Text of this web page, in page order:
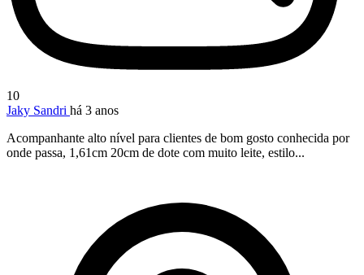
10
Jaky Sandri há 3 anos
Acompanhante alto nível para clientes de bom gosto conhecida por
onde passa, 1,61cm 20cm de dote com muito leite, estilo...